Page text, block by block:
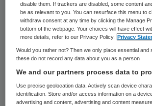
De hulpdiensten bestreden de
meerdere eenheden en
GRIP 1, om de samenwerking
coördineren.
De hulpdiensten brachten
personeel van de instelling de
disable them. If trackers are disabled, some content
be as relevant to you. You can resurface this menu to
withdraw consent at any time by clicking the Manage
bottom of the webpage. Your choices will have effect
more details, refer to our Privacy Policy.
Privacy
Would you rather not? Then we only place essential and
these do not record any data about you as a person
We and our partners process data to
Use precise geolocation data. Actively scan device
identification. Store and/or access information on a
advertising and content, advertising and content